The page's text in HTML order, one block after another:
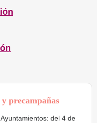
precampañas
del 4 de